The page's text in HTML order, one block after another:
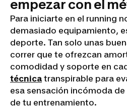
empezar con el
Para iniciarte en el running
demasiado equipamiento,
deporte. Tan solo unas
correr que te ofrezcan
comodidad y soporte en
técnica transpirable para
esa sensación incómoda
de tu entrenamiento.